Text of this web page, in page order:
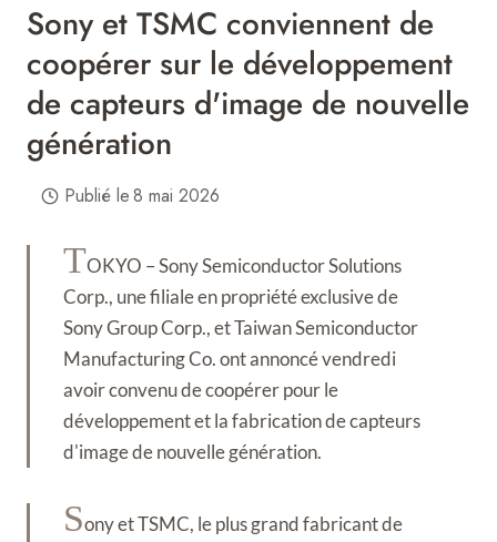
Sony et TSMC conviennent de
coopérer sur le développement
de capteurs d'image de nouvelle
génération
Publié le8 mai 2026
TOKYO – Sony Semiconductor Solutions
Corp., une filiale en propriété exclusive de
Sony Group Corp., et Taiwan Semiconductor
Manufacturing Co. ont annoncé vendredi
avoir convenu de coopérer pour le
développement et la fabrication de capteurs
d'image de nouvelle génération.
Sony et TSMC, le plus grand fabricant de